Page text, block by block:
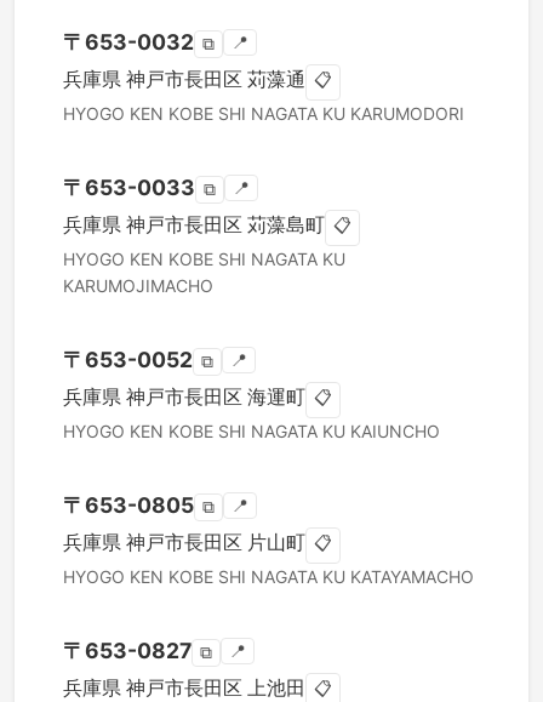
〒653-0032 ⧉ 📍
兵庫県 神戸市長田区 苅藻通 📋
HYOGO KEN KOBE SHI NAGATA KU KARUMODORI
〒653-0033 ⧉ 📍
兵庫県 神戸市長田区 苅藻島町 📋
HYOGO KEN KOBE SHI NAGATA KU
KARUMOJIMACHO
〒653-0052 ⧉ 📍
兵庫県 神戸市長田区 海運町 📋
HYOGO KEN KOBE SHI NAGATA KU KAIUNCHO
〒653-0805 ⧉ 📍
兵庫県 神戸市長田区 片山町 📋
HYOGO KEN KOBE SHI NAGATA KU KATAYAMACHO
〒653-0827 ⧉ 📍
兵庫県 神戸市長田区 上池田 📋